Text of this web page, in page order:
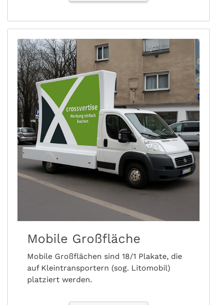
Mobile Großfläche
Mobile Großflächen sind 18/1 Plakate, die
auf Kleintransportern (sog. Litomobil)
platziert werden.